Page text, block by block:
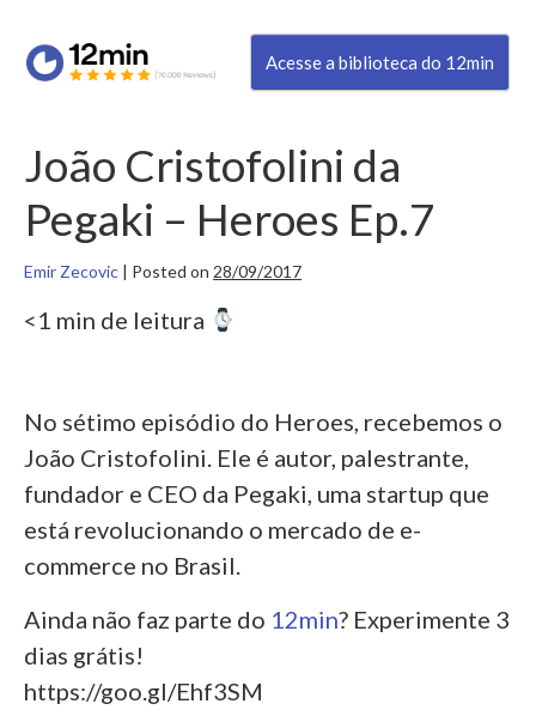
Acesse a biblioteca do 12min
João Cristofolini da
Pegaki – Heroes Ep.7
Emir Zecovic | Posted on 28/09/2017
<1 min de leitura
No sétimo episódio do Heroes, recebemos o
João Cristofolini. Ele é autor, palestrante,
fundador e CEO da Pegaki, uma startup que
está revolucionando o mercado de e-
commerce no Brasil.
Ainda não faz parte do 12min? Experimente 3
dias grátis!
https://goo.gl/Ehf3SM